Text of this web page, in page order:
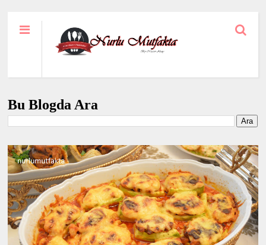
Bu Blogda Ara